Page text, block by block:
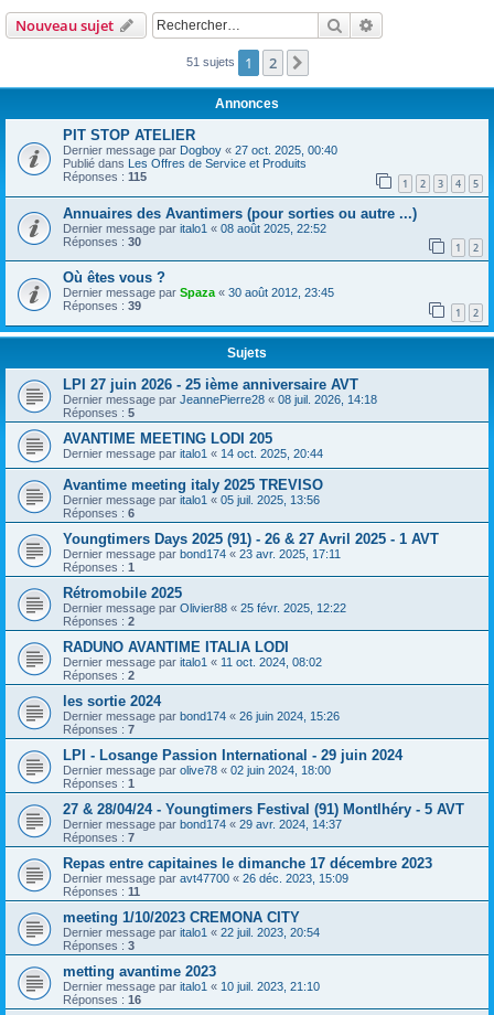
Nouveau sujet Rechercher
51 sujets 1 2
Annonces
PIT STOP ATELIER
Dernier message par Dogboy « 27 oct. 2025, 00:40
Publié dans Les Offres de Service et Produits
Réponses : 115 1 2 3 4 5
Annuaires des Avantimers (pour sorties ou autre ...)
Dernier message par italo1 « 08 août 2025, 22:52
Réponses : 30 1 2
Où êtes vous ?
Dernier message par Spaza « 30 août 2012, 23:45
Réponses : 39 1 2
Sujets
LPI 27 juin 2026 - 25 ième anniversaire AVT
Dernier message par JeannePierre28 « 08 juil. 2026, 14:18
Réponses : 5
AVANTIME MEETING LODI 205
Dernier message par italo1 « 14 oct. 2025, 20:44
Avantime meeting italy 2025 TREVISO
Dernier message par italo1 « 05 juil. 2025, 13:56
Réponses : 6
Youngtimers Days 2025 (91) - 26 & 27 Avril 2025 - 1 AVT
Dernier message par bond174 « 23 avr. 2025, 17:11
Réponses : 1
Rétromobile 2025
Dernier message par Olivier88 « 25 févr. 2025, 12:22
Réponses : 2
RADUNO AVANTIME ITALIA LODI
Dernier message par italo1 « 11 oct. 2024, 08:02
Réponses : 2
les sortie 2024
Dernier message par bond174 « 26 juin 2024, 15:26
Réponses : 7
LPI - Losange Passion International - 29 juin 2024
Dernier message par olive78 « 02 juin 2024, 18:00
Réponses : 1
27 & 28/04/24 - Youngtimers Festival (91) Montlhéry - 5 AVT
Dernier message par bond174 « 29 avr. 2024, 14:37
Réponses : 7
Repas entre capitaines le dimanche 17 décembre 2023
Dernier message par avt47700 « 26 déc. 2023, 15:09
Réponses : 11
meeting 1/10/2023 CREMONA CITY
Dernier message par italo1 « 22 juil. 2023, 20:54
Réponses : 3
metting avantime 2023
Dernier message par italo1 « 10 juil. 2023, 21:10
Réponses : 16